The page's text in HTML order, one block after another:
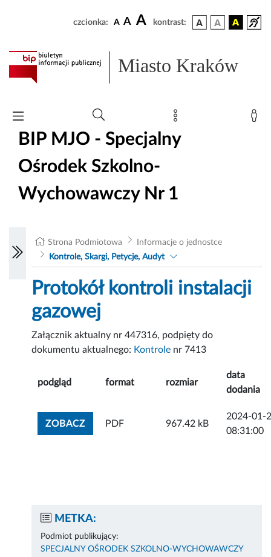
czcionka: A A A kontrast:
Miasto Kraków
BIP MJO - Specjalny
Ośrodek Szkolno-
Wychowawczy Nr 1
Strona Podmiotowa
Informacje o jednostce
Kontrole, Skargi, Petycje, Audyt
Protokół kontroli instalacji
gazowej
Załącznik aktualny nr 447316, podpięty do
dokumentu aktualnego: Kontrole nr 7413
podgląd format rozmiar
data
dodania
ZOBACZZOBACZ ZAŁĄCZNIK
PDF 967.42 kB
2024-01-
08:31:00
METKA:
Podmiot publikujący:
SPECJALNY OŚRODEK SZKOLNO-WYCHOWAWCZY